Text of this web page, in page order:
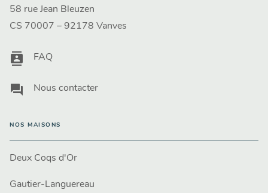
58 rue Jean Bleuzen
CS 70007 – 92178 Vanves
contacts FAQ
question_answer Nous contacter
NOS MAISONS
Deux Coqs d'Or
Gautier-Languereau